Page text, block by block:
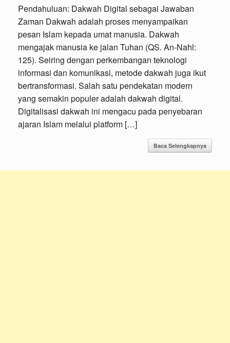
Pendahuluan: Dakwah Digital sebagai Jawaban
Zaman Dakwah adalah proses menyampaikan
pesan Islam kepada umat manusia. Dakwah
mengajak manusia ke jalan Tuhan (QS. An-Nahl:
125). Seiring dengan perkembangan teknologi
informasi dan komunikasi, metode dakwah juga ikut
bertransformasi. Salah satu pendekatan modern
yang semakin populer adalah dakwah digital.
Digitalisasi dakwah ini mengacu pada penyebaran
ajaran Islam melalui platform […]
Baca Selengkapnya